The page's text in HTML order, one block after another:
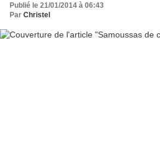
Publié le 21/01/2014 à 06:43
Par Christel